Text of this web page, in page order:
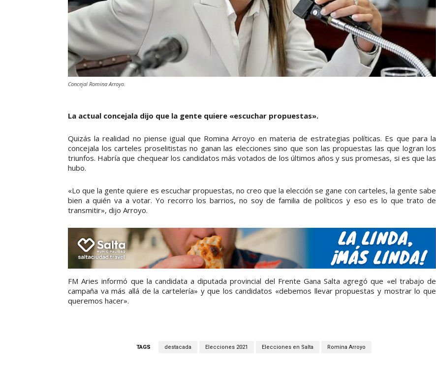
Concejal Romina Arroyo.
La actual concejala dijo que la gente quiere «escuchar propuestas».
Quizás la realidad no piense igual que Romina Arroyo en materia de estrategias políticas. Es que para la
concejala los carteles proselitistas no ganan las elecciones sino que son las propuestas las que logran los
triunfos. Habría que chequear los candidatos más votados de los últimos años y sus promesas, si es que las
hubo.
«Lo que la gente quiere es escuchar propuestas, no creo que la elección se gane con carteles, la gente sabe
bien a quién va a votar. Yo recorro los barrios, no soy de familia de políticos y eso es lo que trato de
transmitir», dijo Arroyo.
FM Aries informó que la candidata a diputada provincial del Frente Gana Salta agregó que «el trabajo de
campaña va más allá de la cartelería» y que los candidatos «debemos llevar propuestas y mostrar lo que
queremos hacer».
TAGS destacada Elecciones 2021 Elecciones en Salta Romina Arroyo